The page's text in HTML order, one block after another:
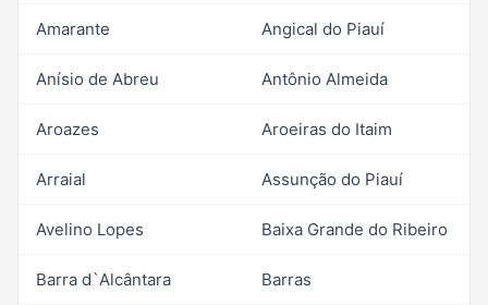
Amarante Angical do Piauí
Anísio de Abreu Antônio Almeida
Aroazes Aroeiras do Itaim
Arraial Assunção do Piauí
Avelino Lopes Baixa Grande do Ribeiro
Barra d`Alcântara Barras